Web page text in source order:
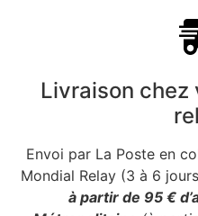
Livraison chez
Envoi par La Poste en
Mondial Relay (3 à 6
à partir de 95 €